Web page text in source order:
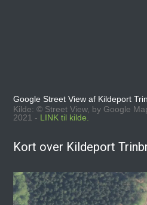
Google Street View af Kildeport
Kilde: © Street View, by Google
2021 - LINK til kilde.
Kort over Kildeport